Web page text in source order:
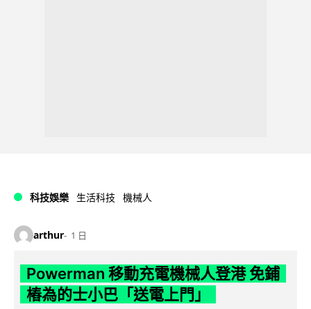
科技娛樂 生活科技 機械人
arthur 1 日
Powerman 移動充電機械人登港 免鋪
樁為的士小巴「送電上門」